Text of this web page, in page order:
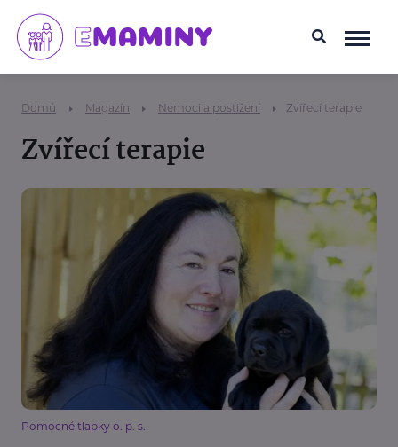
Domů Magazín Nemoci a postižení Zvířecí terapie
Zvířecí terapie
Pomocné tlapky o. p. s.